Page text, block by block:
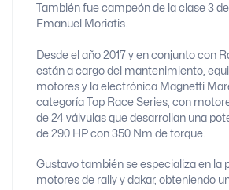
También fue campeón de la clase 3
Emanuel Moriatis.
Desde el año 2017 y en conjunto con
están a cargo del mantenimiento,
motores y la electrónica Magnetti
categoría Top Race Series, con
de 24 válvulas que desarrollan una
de 290 HP con 350 Nm de torque.
Gustavo también se especializa en la
motores de rally y dakar, obteniendo